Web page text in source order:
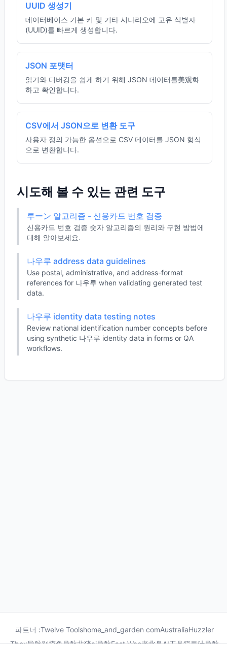
UUID 생성기
데이터베이스 기본 키 및 기타 시나리오에 고유 식별자
(UUID)를 빠르게 생성합니다.
JSON 포맷터
읽기와 디버깅을 쉽게 하기 위해 JSON 데이터를美观화
하고 확인합니다.
CSV에서 JSON으로 변환 도구
사용자 정의 가능한 옵션으로 CSV 데이터를 JSON 형식
으로 변환합니다.
시도해 볼 수 있는 관련 도구
루ーン 알고리즘 - 신용카드 번호 검증
신용카드 번호 검증 숫자 알고리즘의 원리와 구현 방법에
대해 알아보세요.
나우루 address data guidelines
Use postal, administrative, and address-format
references for 나우루 when validating generated test
data.
나우루 identity data testing notes
Review national identification number concepts before
using synthetic 나우루 identity data in forms or QA
workflows.
파트너 :Twelve Toolshome_and_garden comAustraliaHuzzler